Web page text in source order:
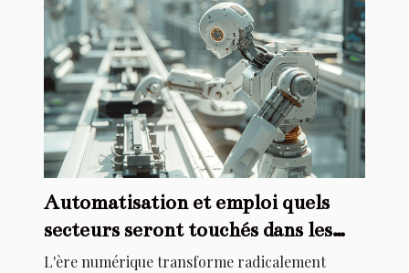
Automatisation et emploi quels
secteurs seront touchés dans les
prochaines années
L'ère numérique transforme radicalement